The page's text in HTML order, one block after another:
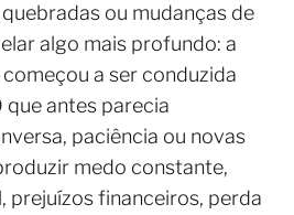
ou mudanças de
algo mais profundo: a
a ser conduzida
que antes parecia
paciência ou novas
medo constante,
prejuízos financeiros, perda